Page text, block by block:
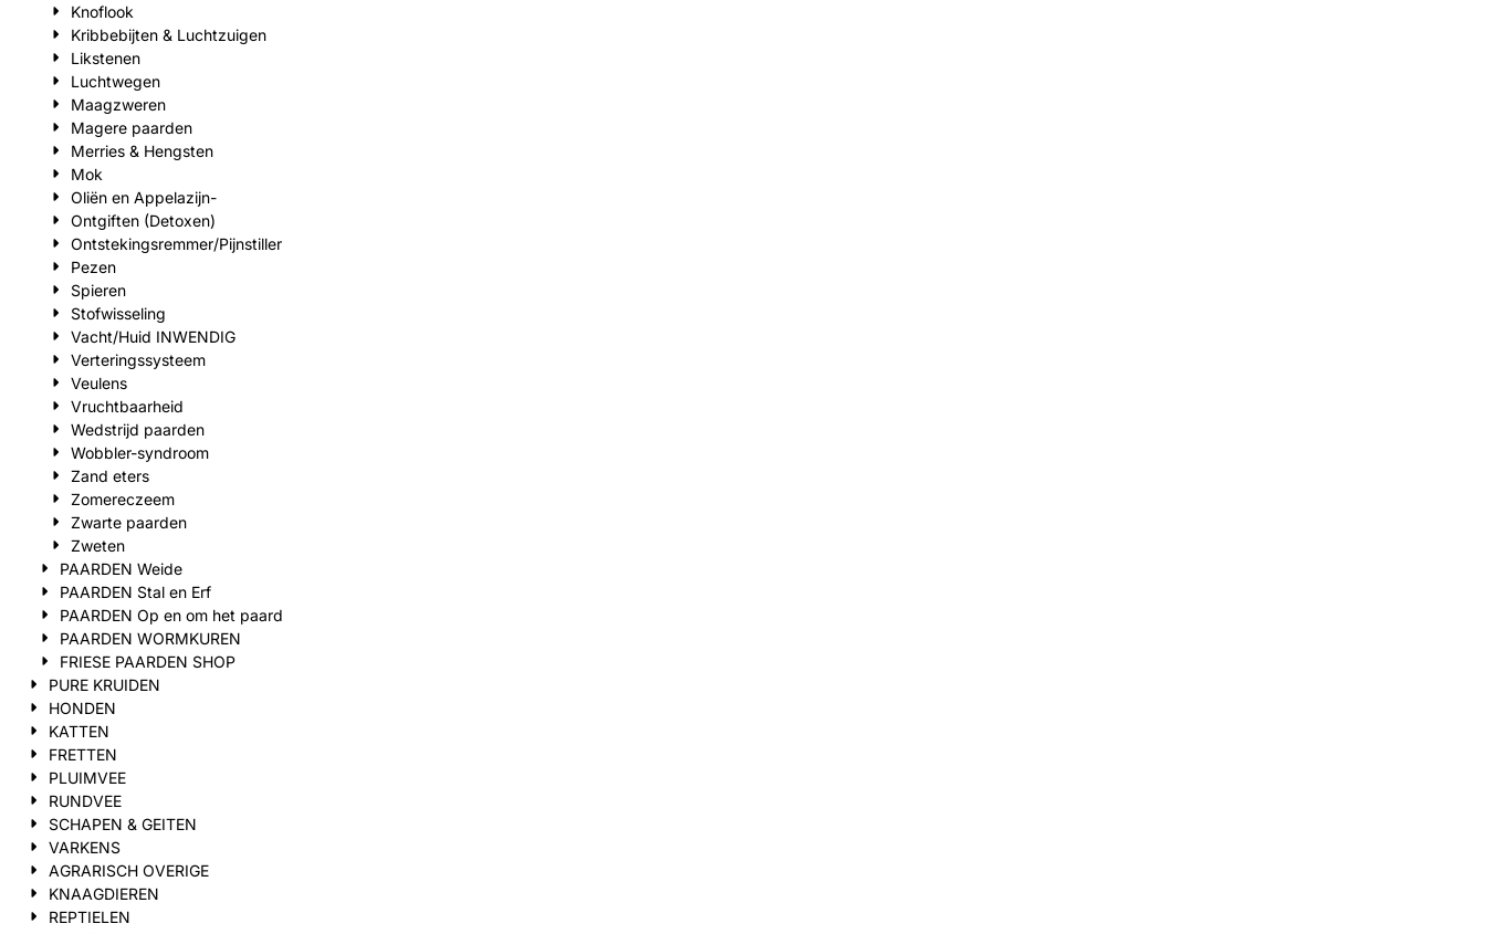
Knoflook
Kribbebijten & Luchtzuigen
Likstenen
Luchtwegen
Maagzweren
Magere paarden
Merries & Hengsten
Mok
Oliën en Appelazijn-
Ontgiften (Detoxen)
Ontstekingsremmer/Pijnstiller
Pezen
Spieren
Stofwisseling
Vacht/Huid INWENDIG
Verteringssysteem
Veulens
Vruchtbaarheid
Wedstrijd paarden
Wobbler-syndroom
Zand eters
Zomereczeem
Zwarte paarden
Zweten
PAARDEN Weide
PAARDEN Stal en Erf
PAARDEN Op en om het paard
PAARDEN WORMKUREN
FRIESE PAARDEN SHOP
PURE KRUIDEN
HONDEN
KATTEN
FRETTEN
PLUIMVEE
RUNDVEE
SCHAPEN & GEITEN
VARKENS
AGRARISCH OVERIGE
KNAAGDIEREN
REPTIELEN